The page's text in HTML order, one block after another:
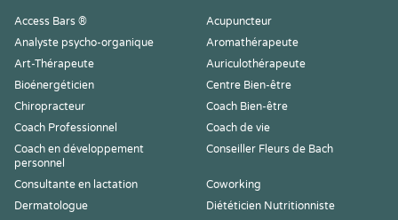
Access Bars ®
Acupuncteur
Analyste psycho-organique
Aromathérapeute
Art-Thérapeute
Auriculothérapeute
Bioénergéticien
Centre Bien-être
Chiropracteur
Coach Bien-être
Coach Professionnel
Coach de vie
Coach en développement
personnel
Conseiller Fleurs de Bach
Consultante en lactation
Coworking
Dermatologue
Diététicien Nutritionniste